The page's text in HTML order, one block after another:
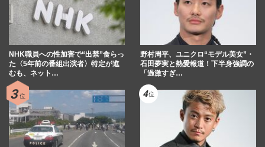
NHK職員への性加害で“出禁”食らっ
た〈5年前の番組出演者〉特定が進
むも、ネット…
野村周平、ユニクロ“モデル美女”・
石田夢実と熱愛報道！下半身強調の
「過激すぎ…